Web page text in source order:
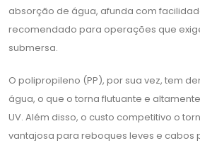
absorção de água, afunda com
recomendado para operações que
submersa.
O polipropileno (PP), por sua vez, tem
água, o que o torna flutuante e
UV. Além disso, o custo competitivo o
vantajosa para reboques leves e cabos